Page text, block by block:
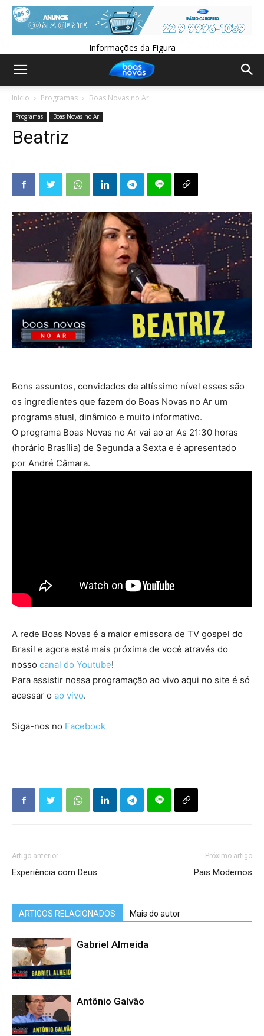
Informações da Figura
Início Programas Boas Novas no Ar
Programas Boas Novas no Ar
Beatriz
Bons assuntos, convidados de altíssimo nível esses são
os ingredientes que fazem do Boas Novas no Ar um
programa atual, dinâmico e muito informativo.
O programa Boas Novas no Ar vai ao ar As 21:30 horas
(horário Brasília) de Segunda a Sexta e é apresentado
por André Câmara.
A rede Boas Novas é a maior emissora de TV gospel do
Brasil e agora está mais próxima de você através do
nosso canal do Youtube!
Para assistir nossa programação ao vivo aqui no site é só
acessar o ao vivo.
Siga-nos no Facebook
Artigo anterior
Experiência com Deus
Próximo artigo
Pais Modernos
ARTIGOS RELACIONADOS Mais do autor
Gabriel Almeida
Antônio Galvão